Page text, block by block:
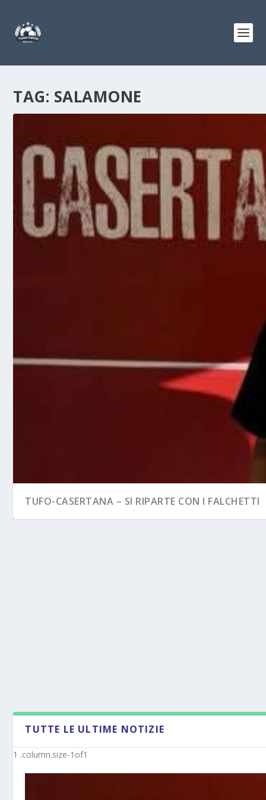
TAG: SALAMONE
TUFO-CASERTANA – SI RIPARTE CON I FALCHETTI
TUTTE LE ULTIME NOTIZIE